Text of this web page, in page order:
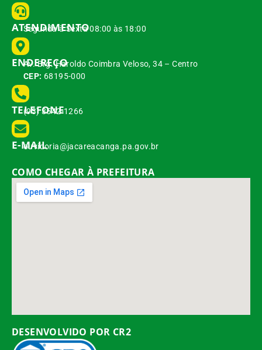
ATENDIMENTO
Segunda à Sexta 08:00 às 18:00
ENDEREÇO
Av. Brg. Haroldo Coimbra Veloso, 34 – Centro
CEP: 68195-000
TELEFONE
(93) 3542-1266
E-MAIL
ouvidoria@jacareacanga.pa.gov.br
COMO CHEGAR À PREFEITURA
DESENVOLVIDO POR CR2